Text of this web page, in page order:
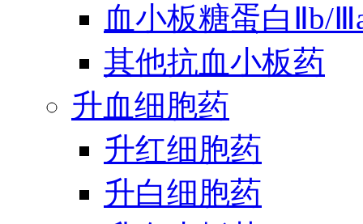
血小板糖蛋白Ⅱb/
其他抗血小板药
升血细胞药
升红细胞药
升白细胞药